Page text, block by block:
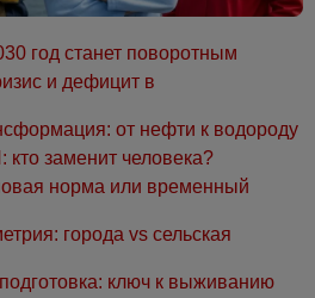
год станет поворотным
и дефицит в
от нефти к водороду
заменит человека?
норма или временный
города vs сельская
ключ к выживанию